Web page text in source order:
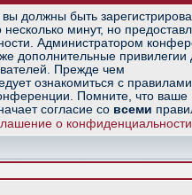
должны быть
несколько минут, но
Администратором
дополнительные привилегии
Прежде чем
ознакомиться с
Помните, что ваше
согласие со всеми
о конфиденциальности